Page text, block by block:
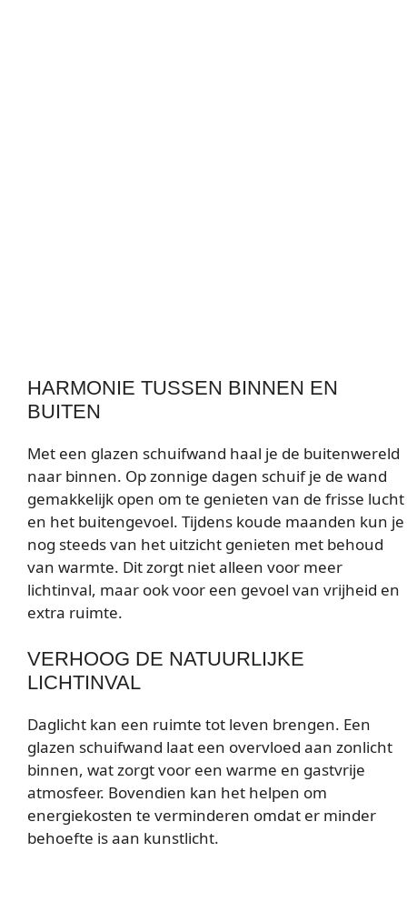
HARMONIE TUSSEN BINNEN EN
BUITEN
Met een glazen schuifwand haal je de buitenwereld
naar binnen. Op zonnige dagen schuif je de wand
gemakkelijk open om te genieten van de frisse lucht
en het buitengevoel. Tijdens koude maanden kun je
nog steeds van het uitzicht genieten met behoud
van warmte. Dit zorgt niet alleen voor meer
lichtinval, maar ook voor een gevoel van vrijheid en
extra ruimte.
VERHOOG DE NATUURLIJKE
LICHTINVAL
Daglicht kan een ruimte tot leven brengen. Een
glazen schuifwand laat een overvloed aan zonlicht
binnen, wat zorgt voor een warme en gastvrije
atmosfeer. Bovendien kan het helpen om
energiekosten te verminderen omdat er minder
behoefte is aan kunstlicht.